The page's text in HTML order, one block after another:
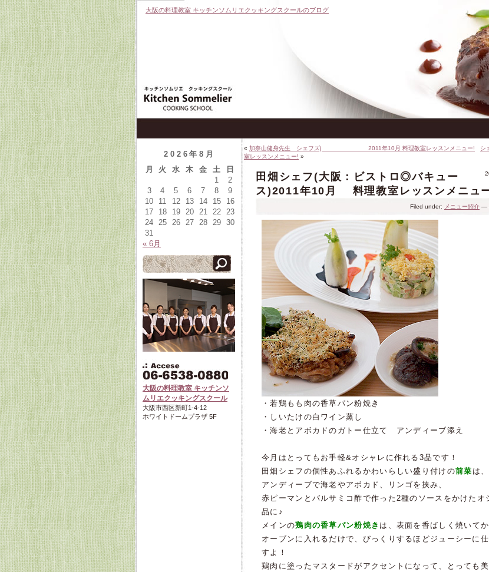
大阪の料理教室 キッチンソムリエクッキングスクールのブログ
« 加奈山健身先生 シェフズj 2011年10月 料理教室レッスンメニュー!
シ
室レッスンメニュー! »
田畑シェフ(大阪：ビストロ◎バキュー
ス)2011年10月 料理教室レッスンメニュ
Filed under: メニュー紹介 —
・若鶏もも肉の香草パン粉焼き
・しいたけの白ワイン蒸し
・海老とアボカドのガトー仕立て アンディーブ添え
今月はとってもお手軽&オシャレに作れる3品です！
田畑シェフの個性あふれるかわいらしい盛り付けの前菜 は、
アンディーブで海老やアボカド、リンゴを挟み、
赤ピーマンとバルサミコ酢で作った2種のソースをかけたオ
品に♪
メインの鶏肉の香草パン粉焼き は、表面を香ばしく焼いてか
オーブンに入れるだけで、びっくりするほどジューシーに仕
すよ！
鶏肉に塗ったマスタードがアクセントになって、とっても
2026年8月
月
火 水 木 金 土
日
1
2
3
4 5 6 7 8
9
10
11 12 13 14 15
16
17
18 19 20 21 22
23
24 25 26 27 28 29
30
31
« 6月
大阪の料理教室 キッチンソ
ムリエクッキングスクール
大阪市西区新町1-4-12
ホワイトドームプラザ 5F